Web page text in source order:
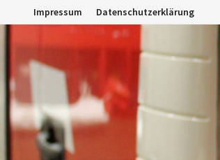
Inhalt
springen
Impressum Datenschutzerklärung